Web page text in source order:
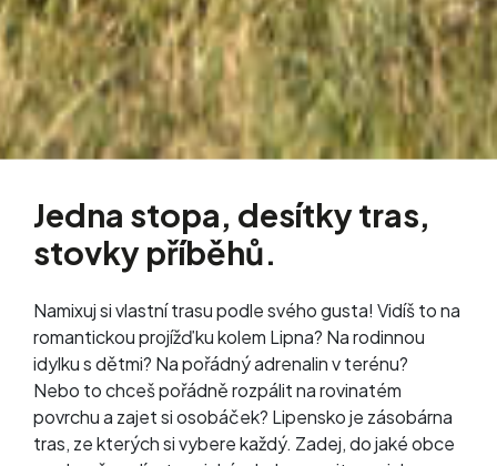
Jedna stopa, desítky tras,
stovky příběhů.
Namixuj si vlastní trasu podle svého gusta! Vidíš to na
romantickou projížďku kolem Lipna? Na rodinnou
idylku s dětmi? Na pořádný adrenalin v terénu?
Nebo to chceš pořádně rozpálit na rovinatém
povrchu a zajet si osobáček? Lipensko je zásobárna
tras, ze kterých si vybere každý. Zadej, do jaké obce